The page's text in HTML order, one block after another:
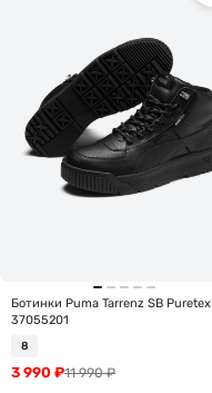
Ботинки Puma Tarrenz SB Puretex
37055201
8
11 990₽
3 990 ₽